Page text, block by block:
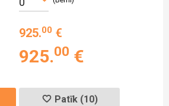
925.00 €
925.00 €
Patīk (10)